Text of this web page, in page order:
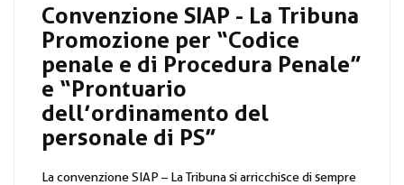
Convenzione SIAP - La Tribuna
Promozione per “Codice
penale e di Procedura Penale”
e “Prontuario
dell’ordinamento del
personale di PS”
La convenzione SIAP – La Tribuna si arricchisce di sempre